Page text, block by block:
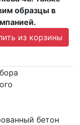
образцы в
из корзины
бетон